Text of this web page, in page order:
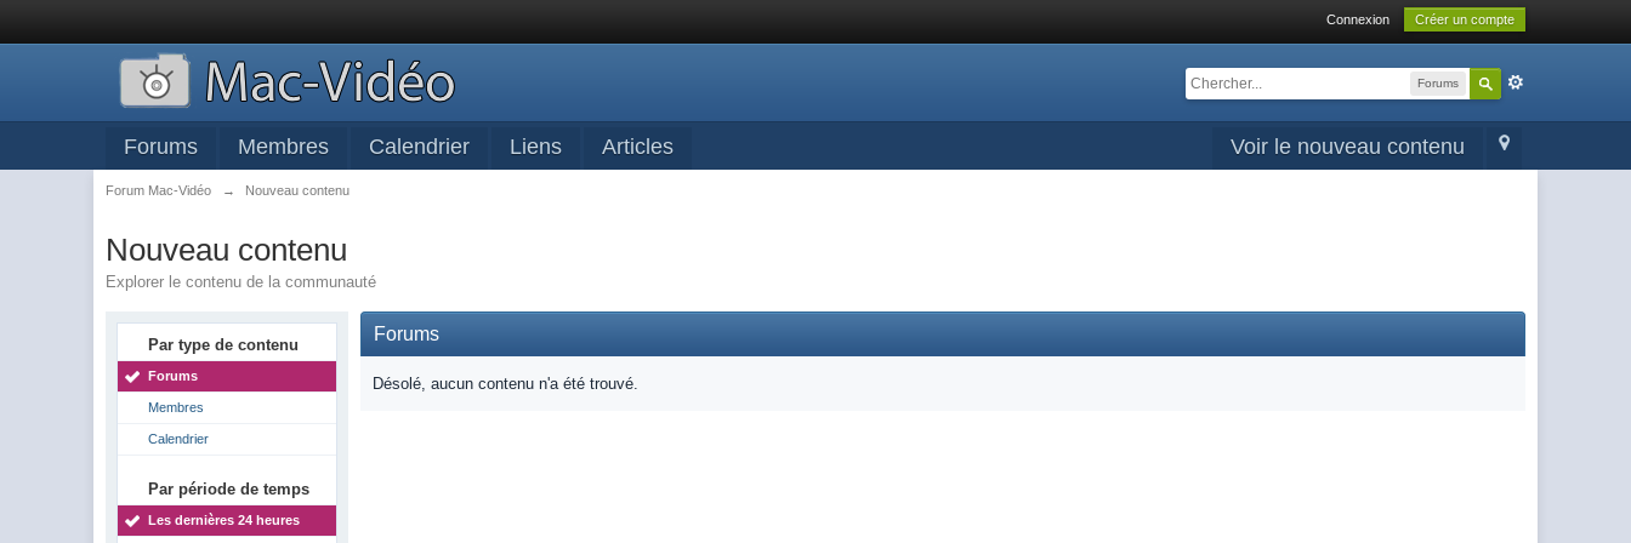
Connexion Créer un compte
Forums
Voir le nouveau contenu
Forums Membres Calendrier Liens Articles
Forum Mac-Vidéo → Nouveau contenu
Nouveau contenu
Explorer le contenu de la communauté
Par type de contenu
Forums
Membres
Calendrier
Par période de temps
Les dernières 24 heures
Forums
Désolé, aucun contenu n'a été trouvé.